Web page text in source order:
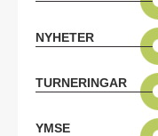
NYHETER
TURNERINGAR
YMSE